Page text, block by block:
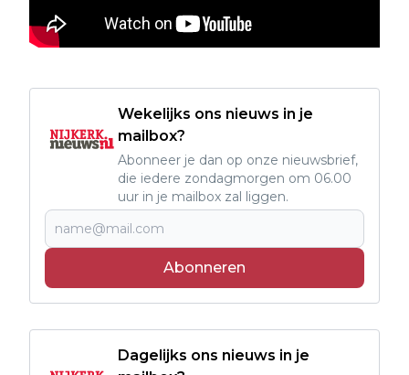
Wekelijks ons nieuws in je
mailbox?
Abonneer je dan op onze nieuwsbrief,
die iedere zondagmorgen om 06.00
uur in je mailbox zal liggen.
Abonneren
Dagelijks ons nieuws in je